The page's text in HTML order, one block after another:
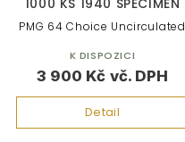
3 900 Kč
Detail
PMG 64 Choice Uncirculated
K DISPOZICI